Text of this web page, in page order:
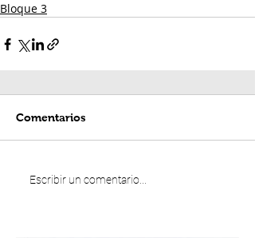
Bloque 3
Comentarios
Escribir un comentario...